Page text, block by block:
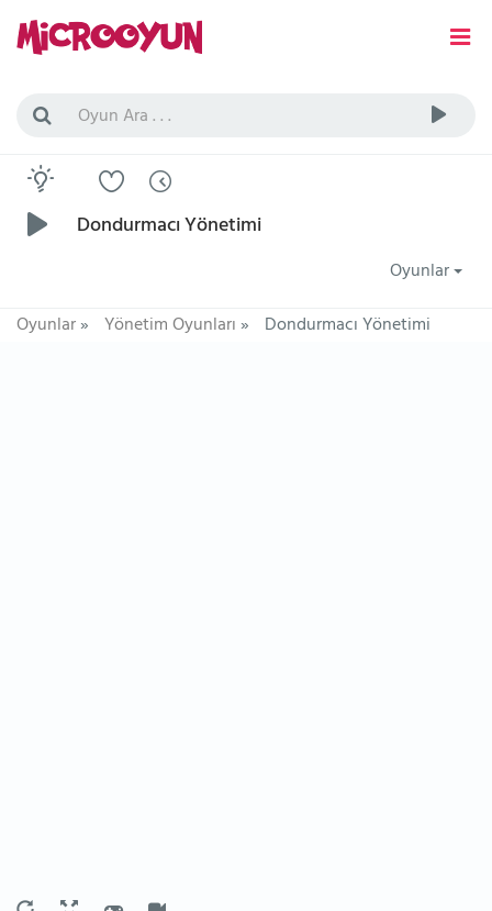
Dondurmacı Yönetimi
Oyunlar
Oyunlar» Yönetim Oyunları» Dondurmacı Yönetimi